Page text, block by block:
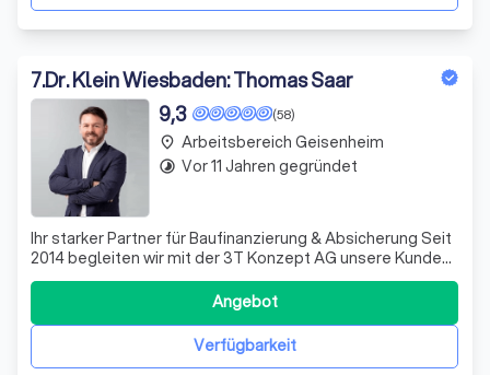
7.Dr. Klein Wiesbaden: Thomas Saar
(58)
9,3
Ihr starker Partner für Baufinanzierung & Absicherung Seit
2014 begleiten wir mit der 3T Konzept AG unsere Kunden
als unabhängiger Finanzpartner und Franchisepartner der
Dr. Klein Privatkunden AG, einem der größten
Finanzierungsdienstleister Deutschlands auf dem Weg
zur besten finanziellen Lösung.
Verfügbarkeit
Angebot
place Arbeitsbereich Geisenheim
timelapse Vor 11 Jahren gegründet